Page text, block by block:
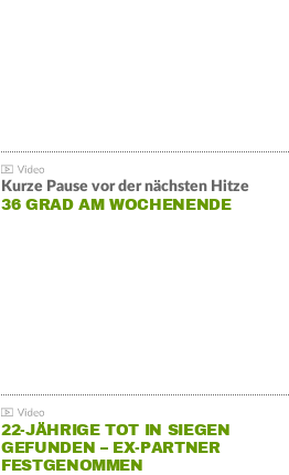
Kurze Pause vor der nächsten Hitze
36 GRAD AM WOCHENENDE
22-JÄHRIGE TOT IN SIEGEN
GEFUNDEN – EX-PARTNER
FESTGENOMMEN